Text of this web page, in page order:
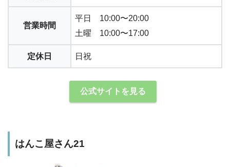
営業時間
平日 10:00〜20:00
土曜 10:00〜17:00
定休日 日祝
公式サイトを見る
はんこ屋さん21